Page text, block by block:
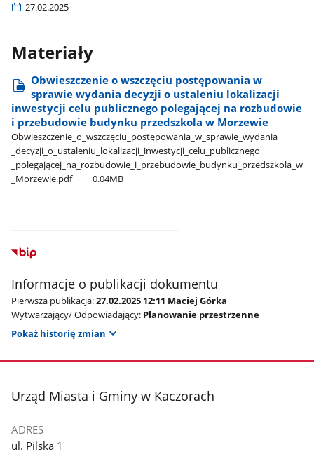
27.02.2025
Materiały
Obwieszczenie o wszczęciu postępowania w
sprawie wydania decyzji o ustaleniu lokalizacji
inwestycji celu publicznego polegającej na rozbudowie
i przebudowie budynku przedszkola w Morzewie
Obwieszczenie​_o​_wszczęciu​_postępowania​_w​_sprawie​_wydania​
_decyzji​_o​_ustaleniu​_lokalizacji​_inwestycji​_celu​_publicznego​
_polegającej​_na​_rozbudowie​_i​_przebudowie​_budynku​_przedszkola​_w​
_Morzewie.pdf
0.04MB
Informacje o publikacji dokumentu
Pierwsza publikacja:27.02.2025 12:11 Maciej Górka
Wytwarzający/ Odpowiadający: Planowanie przestrzenne
Pokaż historię zmian
stopka
Urząd Miasta i Gminy w Kaczorach
ADRES
ul. Pilska 1